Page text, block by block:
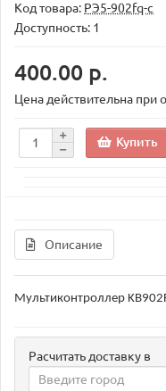
Код товара: РЭ5-902fq-c
Доступность: 1
400.00 р.
Цена действительна при
Купить
Описание
Мультиконтроллер
Расчитать доставку в